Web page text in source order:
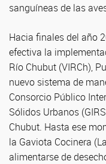
sanguíneas de las
Hacia finales del año
efectiva la
Río Chubut (VIRCh),
nuevo sistema de
Consorcio Público
Sólidos Urbanos
Chubut. Hasta ese
la Gaviota Cocinera
alimentarse de